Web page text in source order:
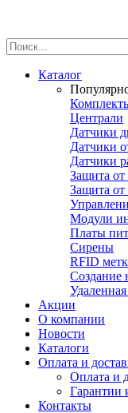
Каталог
Централи
Датчики
Датчики
Датчики
Защита от
Защита от
Модули
Платы
Сирены
RFID
Создание
Акции
О компании
Новости
Каталоги
Оплата и
Оплата и
Гарантии
Контакты